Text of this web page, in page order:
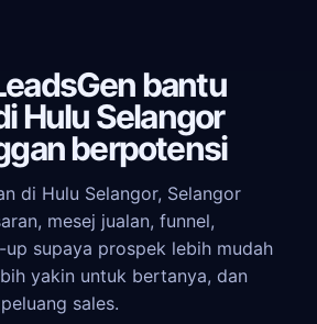
bantu
Hulu Selangor
berpotensi
di Hulu Selangor, Selangor
mesej jualan, funnel,
supaya prospek lebih mudah
yakin untuk bertanya, dan
sales.